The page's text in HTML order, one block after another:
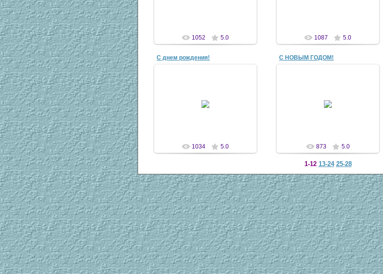
1052 5.0 1087 5.0
С днем рождения!
Photoshop-е моя младшая сестра
1034 5.0
С НОВЫМ ГОДОМ!
873 5.0
1-12 13-24 25-28